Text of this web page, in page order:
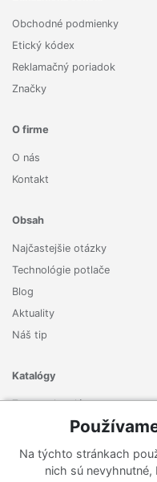
Obchodné podmienky
Etický kódex
Reklamačný poriadok
Značky
O firme
O nás
Kontakt
Obsah
Najčastejšie otázky
Technológie potlače
Blog
Aktuality
Náš tip
Katalógy
Zoznam katalógov
Zaregistrujte sa k odberu
Na týchto stránkach
nich sú